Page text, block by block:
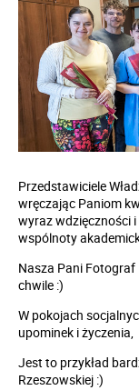
Przedstawiciele
wręczając Paniom
wyraz wdzięczności
wspólnoty
Nasza Pani Fotograf
chwile :)
W pokojach
upominek i życzenia,
Jest to przykład
Rzeszowskiej :)